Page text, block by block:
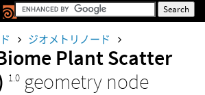
ジオメトリノード
Plant Scatter
1.0 geometry node